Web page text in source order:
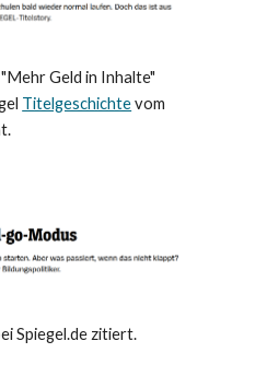
Geld in Inhalte"
Titelgeschichtevom
Spiegel.de zitiert.